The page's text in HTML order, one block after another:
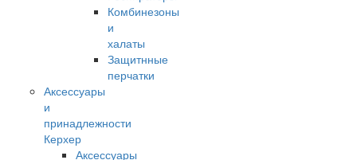
Комбинезоны
и
халаты
Защитнные
перчатки
Аксессуары
и
принадлежности
Керхер
Аксессуары